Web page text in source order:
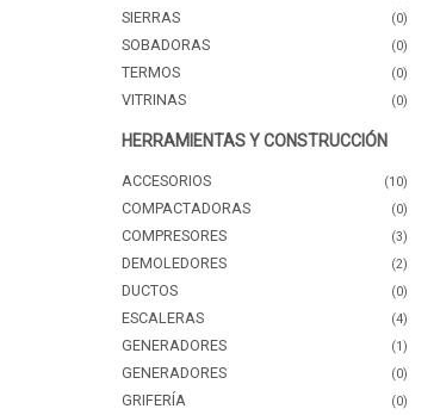
SIERRAS (0)
SOBADORAS (0)
TERMOS (0)
VITRINAS (0)
HERRAMIENTAS Y CONSTRUCCIÓN
ACCESORIOS (10)
COMPACTADORAS (0)
COMPRESORES (3)
DEMOLEDORES (2)
DUCTOS (0)
ESCALERAS (4)
GENERADORES (1)
GENERADORES (0)
GRIFERÍA (0)